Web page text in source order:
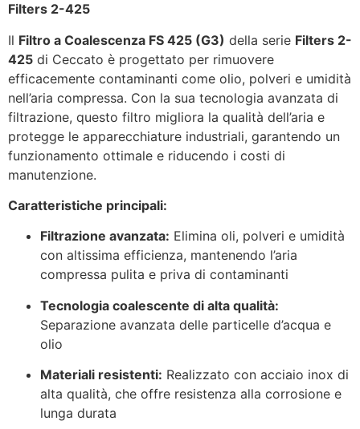
Filters 2-425
Il Filtro a Coalescenza FS 425 (G3) della serie Filters 2-
425 di Ceccato è progettato per rimuovere
efficacemente contaminanti come olio, polveri e umidità
nell’aria compressa. Con la sua tecnologia avanzata di
filtrazione, questo filtro migliora la qualità dell’aria e
protegge le apparecchiature industriali, garantendo un
funzionamento ottimale e riducendo i costi di
manutenzione.
Caratteristiche principali:
Filtrazione avanzata: Elimina oli, polveri e umidità
con altissima efficienza, mantenendo l’aria
compressa pulita e priva di contaminanti
Tecnologia coalescente di alta qualità:
Separazione avanzata delle particelle d’acqua e
olio
Materiali resistenti: Realizzato con acciaio inox di
alta qualità, che offre resistenza alla corrosione e
lunga durata